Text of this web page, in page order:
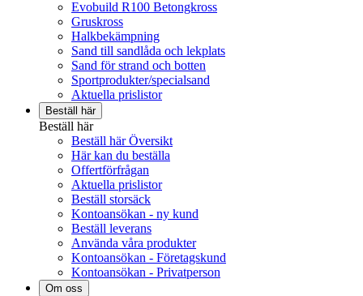
Evobuild R100 Betongkross
Gruskross
Halkbekämpning
Sand till sandlåda och lekplats
Sand för strand och botten
Sportprodukter/specialsand
Aktuella prislistor
Beställ här
Beställ här
Beställ här Översikt
Här kan du beställa
Offertförfrågan
Aktuella prislistor
Beställ storsäck
Kontoansökan - ny kund
Beställ leverans
Använda våra produkter
Kontoansökan - Företagskund
Kontoansökan - Privatperson
Om oss